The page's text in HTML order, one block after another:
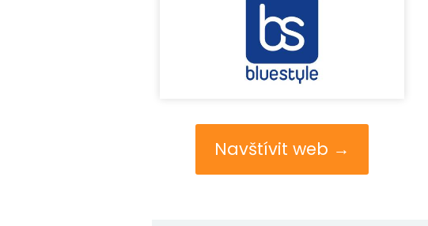
Navštívit web →